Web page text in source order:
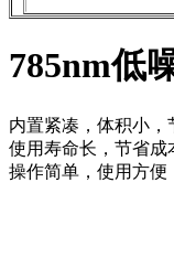
785nm低
内置紧凑，体积小，
使用寿命长，节省成
操作简单，使用方便